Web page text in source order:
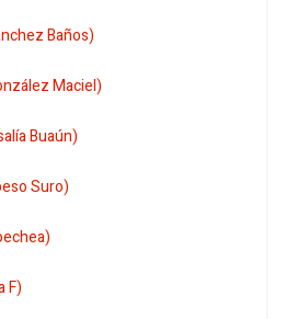
Baños)
Maciel)
Buaún)
Suro)
F)